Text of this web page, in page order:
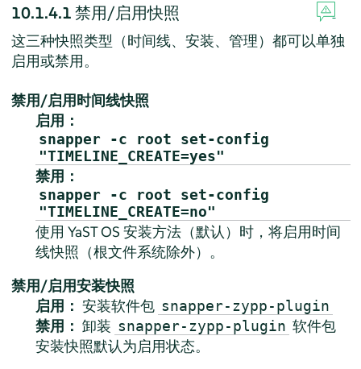
10.1.4.1禁用/启用快照
这三种快照类型（时间线、安装、管理）都可以单独
启用或禁用。
禁用/启用时间线快照
启用：
snapper -c root set-config
"TIMELINE_CREATE=yes"
禁用：
snapper -c root set-config
"TIMELINE_CREATE=no"
使用 YaST OS 安装方法（默认）时，将启用时间
线快照（根文件系统除外）。
禁用/启用安装快照
启用： 安装软件包 snapper-zypp-plugin
禁用： 卸装 snapper-zypp-plugin 软件包
安装快照默认为启用状态。